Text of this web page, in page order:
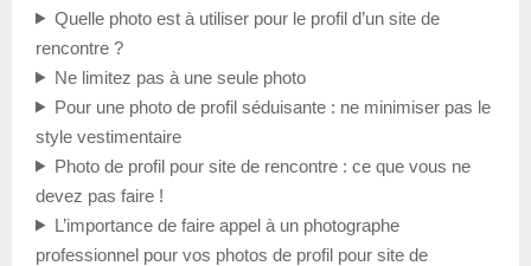
Quelle photo est à utiliser pour le profil d’un site de
rencontre ?
Ne limitez pas à une seule photo
Pour une photo de profil séduisante : ne minimiser pas le
style vestimentaire
Photo de profil pour site de rencontre : ce que vous ne
devez pas faire !
L’importance de faire appel à un photographe
professionnel pour vos photos de profil pour site de